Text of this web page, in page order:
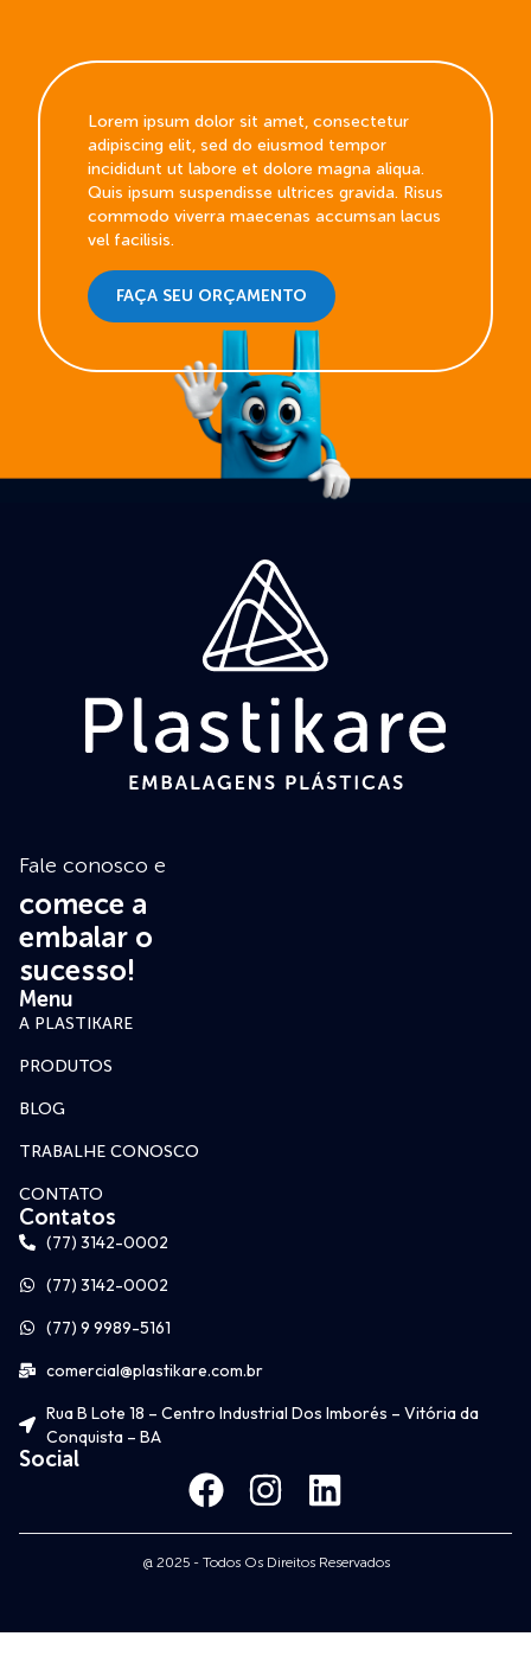
Lorem ipsum dolor sit amet, consectetur
adipiscing elit, sed do eiusmod tempor
incididunt ut labore et dolore magna aliqua.
Quis ipsum suspendisse ultrices gravida. Risus
commodo viverra maecenas accumsan lacus
vel facilisis.
FAÇA SEU ORÇAMENTO
Fale conosco e
comece a
embalar o
sucesso!
Menu
A PLASTIKARE
PRODUTOS
BLOG
TRABALHE CONOSCO
CONTATO
Contatos
(77) 3142-0002
(77) 3142-0002
(77) 9 9989-5161
comercial@plastikare.com.br
Rua B Lote 18 – Centro Industrial Dos Imborés – Vitória da
Conquista – BA
Social
@ 2025 - Todos Os Direitos Reservados